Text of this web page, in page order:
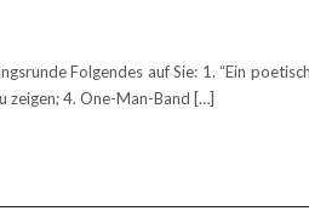
Folgendes auf Sie: 1. “Ein
zeigen; 4. One-Man-Band […]